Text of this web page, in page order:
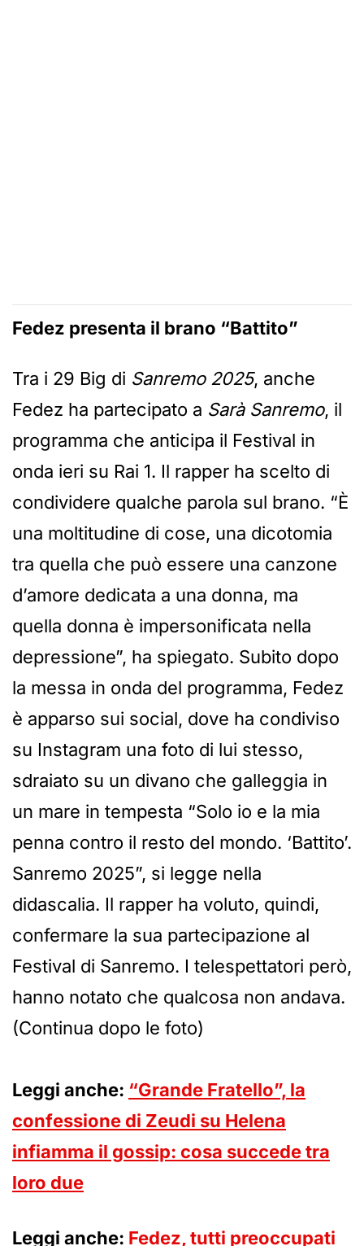
Fedez presenta il brano “Battito”
Tra i 29 Big di Sanremo 2025, anche
Fedez ha partecipato a Sarà Sanremo, il
programma che anticipa il Festival in
onda ieri su Rai 1. Il rapper ha scelto di
condividere qualche parola sul brano. “È
una moltitudine di cose, una dicotomia
tra quella che può essere una canzone
d’amore dedicata a una donna, ma
quella donna è impersonificata nella
depressione”, ha spiegato. Subito dopo
la messa in onda del programma, Fedez
è apparso sui social, dove ha condiviso
su Instagram una foto di lui stesso,
sdraiato su un divano che galleggia in
un mare in tempesta “Solo io e la mia
penna contro il resto del mondo. ‘Battito’.
Sanremo 2025”, si legge nella
didascalia. Il rapper ha voluto, quindi,
confermare la sua partecipazione al
Festival di Sanremo. I telespettatori però,
hanno notato che qualcosa non andava.
(Continua dopo le foto)
Leggi anche: “Grande Fratello”, la
confessione di Zeudi su Helena
infiamma il gossip: cosa succede tra
loro due
Leggi anche: Fedez, tutti preoccupati